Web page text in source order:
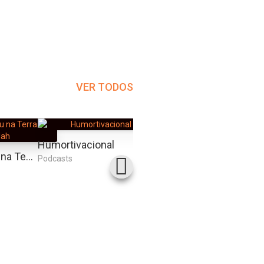
VER TODOS
Hermanoteu na Terra de Godah
Humortivacional
Podcasts